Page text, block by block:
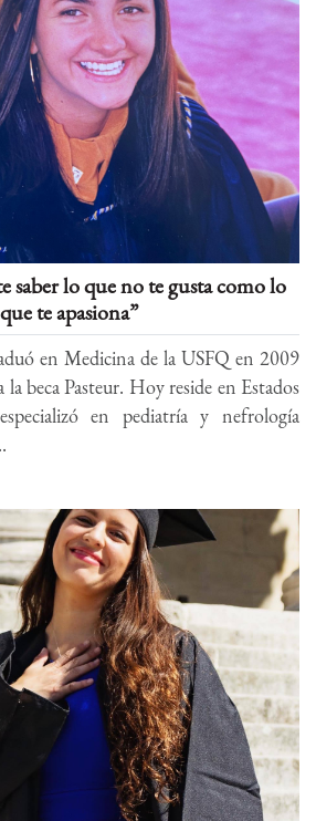
saber lo que no te gusta como lo
que te apasiona”
en Medicina de la USFQ en 2009
la beca Pasteur. Hoy reside en Estados
en pediatría y nefrología